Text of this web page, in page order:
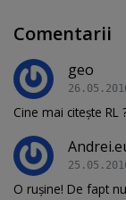
Comentarii
geo
Cine mai citește RL
O rușine! De fapt